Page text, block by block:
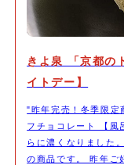
きよ泉 「京都の
イトデー】
"昨年完売！冬季限定
フチョコレート 【風
らに濃くなりました
の商品です。 昨年ご